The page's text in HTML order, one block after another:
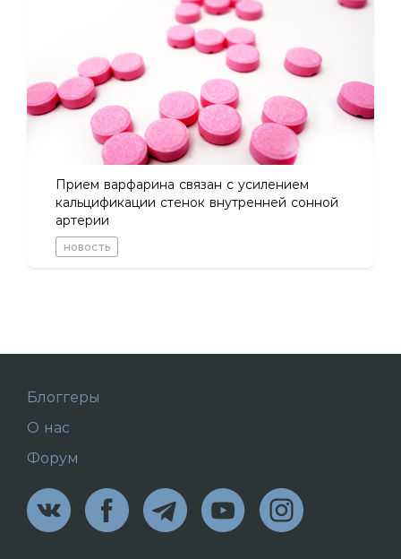
Прием варфарина связан с усилением
кальцификации стенок внутренней сонной
артерии
новость
Блоггеры
О нас
Форум